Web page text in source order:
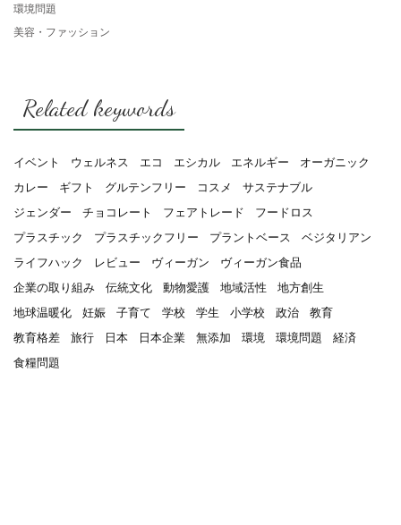
環境問題
美容・ファッション
Related keywords
イベント ウェルネス エコ エシカル エネルギー
オーガニック
カレー
ギフト グルテンフリー コスメ
サステナブル
ジェンダー
チョコレート フェアトレード
フードロス
プラスチック
プラスチックフリー プラントベース
ベジタリアン
ライフハック
レビュー ヴィーガン
ヴィーガン食品
企業の取り組み
伝統文化 動物愛護 地域活性
地方創生
地球温暖化
妊娠 子育て 学校 学生 小学校 政治
教育
教育格差
旅行 日本 日本企業 無添加 環境 環境問題
経済
食糧問題